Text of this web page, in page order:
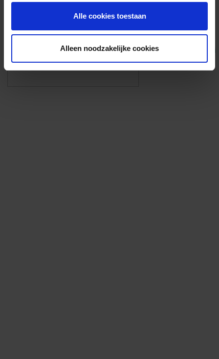
Alle cookies toestaan
Alleen noodzakelijke cookies Eigen foto’s